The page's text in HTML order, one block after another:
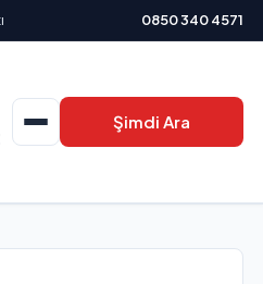
0850 340 4571
Şimdi Ara